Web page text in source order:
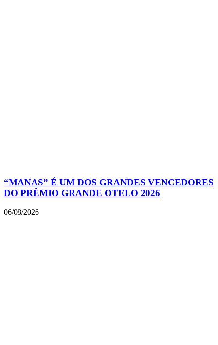
“MANAS” É UM DOS GRANDES VENCEDORES
DO PRÊMIO GRANDE OTELO 2026
06/08/2026